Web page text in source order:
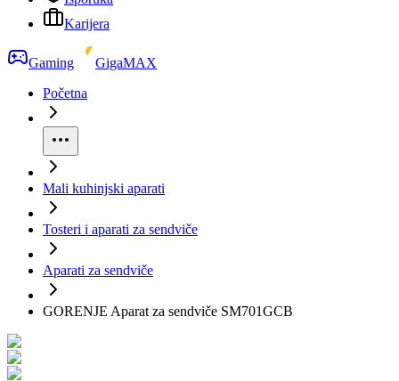
Karijera
Gaming
GigaMAX
Početna
Mali kuhinjski aparati
Tosteri i aparati za sendviče
Aparati za sendviče
GORENJE Aparat za sendviče SM701GCB